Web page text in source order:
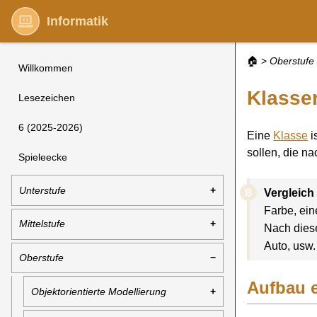
Informatik
Willkommen
Lesezeichen
6 (2025-2026)
Spieleecke
Unterstufe
Mittelstufe
Oberstufe
Objektorientierte Modellierung
🏠 > Oberstufe
Eine Klasse
sollen, die
Farbe,
Nach
Auto, usw.
Aufbau